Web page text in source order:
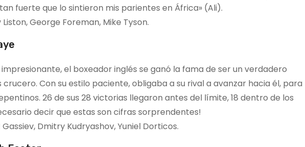
fuerte que lo sintieron mis parientes en África» (Ali).
George Foreman, Mike Tyson.
el boxeador inglés se ganó la fama de ser un verdadero
Con su estilo paciente, obligaba a su rival a avanzar hacia él, para
26 de sus 28 victorias llegaron antes del límite, 18 dentro de los
decir que estas son cifras sorprendentes!
Dmitry Kudryashov, Yuniel Dorticos.